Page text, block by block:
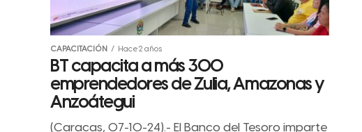
CAPACITACIÓN Hace 2 años
BT capacita a más 300
emprendedores de Zulia, Amazonas y
Anzoátegui
(Caracas, 07-10-24).- El Banco del Tesoro imparte